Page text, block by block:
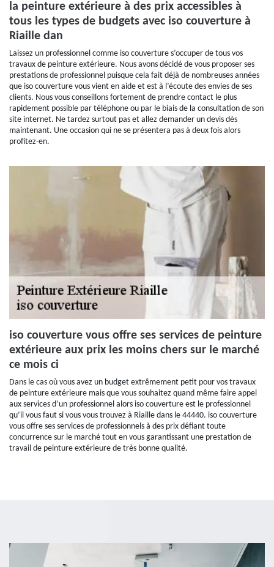
la peinture extérieure à des prix accessibles à
tous les types de budgets avec iso couverture à
Riaille dan
Laissez un professionnel comme iso couverture s’occuper de tous vos
travaux de peinture extérieure. Nous avons décidé de vous proposer ses
prestations de professionnel puisque cela fait déjà de nombreuses années
que iso couverture vous vient en aide et est à l’écoute des envies de ses
clients. Nous vous conseillons fortement de prendre contact le plus
rapidement possible par téléphone ou par le biais de la consultation de son
site internet. Ne tardez surtout pas et allez demander un devis dès
maintenant. Une occasion qui ne se présentera pas à deux fois alors
profitez-en.
iso couverture vous offre ses services de peinture
extérieure aux prix les moins chers sur le marché
ce mois ci
Dans le cas où vous avez un budget extrêmement petit pour vos travaux
de peinture extérieure mais que vous souhaitez quand même faire appel
aux services d’un professionnel alors iso couverture est le professionnel
qu’il vous faut si vous vous trouvez à Riaille dans le 44440. iso couverture
vous offre ses services de professionnels à des prix défiant toute
concurrence sur le marché tout en vous garantissant une prestation de
travail de peinture extérieure de très bonne qualité.